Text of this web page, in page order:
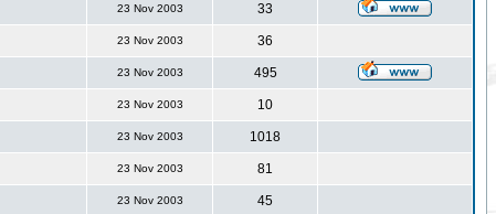
23 Nov 2003 33
23 Nov 2003 36
23 Nov 2003 495
23 Nov 2003 10
23 Nov 2003 1018
23 Nov 2003 81
23 Nov 2003 45